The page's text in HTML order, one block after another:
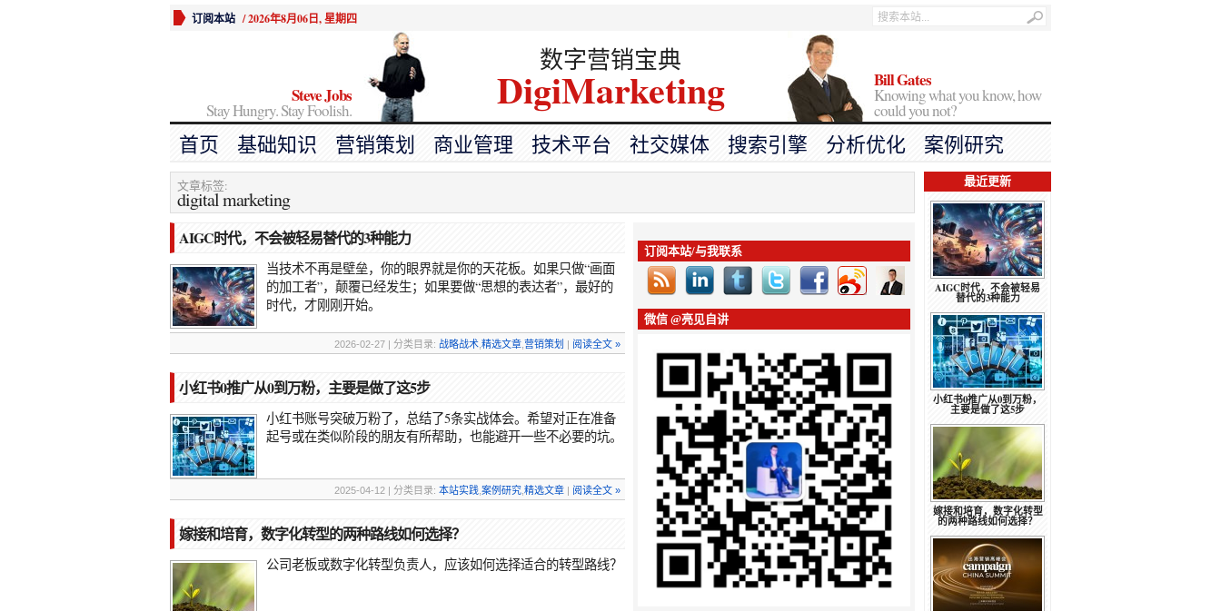
订阅本站 /2026年8月06日, 星期四
Steve Jobs
Stay Hungry. Stay Foolish.
数字营销宝典
DigiMarketing Bill Gates
Knowing what you know, how
could you not?
首页 基础知识 营销策划 商业管理 技术平台 社交媒体 搜索引擎 分析优化 案例研究
文章标签:
digital marketing
AIGC时代，不会被轻易替代的3种能力
当技术不再是壁垒，你的眼界就是你的天花板。如果只做“画面
的加工者”，颠覆已经发生；如果要做“思想的表达者”，最好的
时代，才刚刚开始。
2026-02-27 | 分类目录: 战略战术 精选文章 营销策划 | 阅读全文 »
小红书0推广从0到万粉，主要是做了这5步
小红书账号突破万粉了，总结了5条实战体会。希望对正在准备
起号或在类似阶段的朋友有所帮助，也能避开一些不必要的坑。
2025-04-12 | 分类目录: 本站实践 案例研究 精选文章 | 阅读全文 »
嫁接和培育，数字化转型的两种路线如何选择？
公司老板或数字化转型负责人，应该如何选择适合的转型路线？
订阅本站/与我联系
微信 @亮见自讲
最近更新
AIGC时代，不会被轻易
替代的3种能力
小红书0推广从0到万粉，
主要是做了这5步
嫁接和培育，数字化转型
的两种路线如何选择？